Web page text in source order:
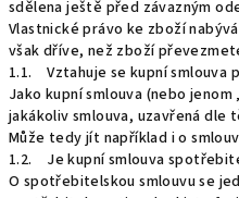
sdělena ještě před závazným
Vlastnické právo ke zboží
však dříve, než zboží
1.1. Vztahuje se kupní smlouva
Jako kupní smlouva (nebo jenom
jakákoliv smlouva, uzavřená dle
Může tedy jít například i o
1.2. Je kupní smlouva
O spotřebitelskou smlouvu se